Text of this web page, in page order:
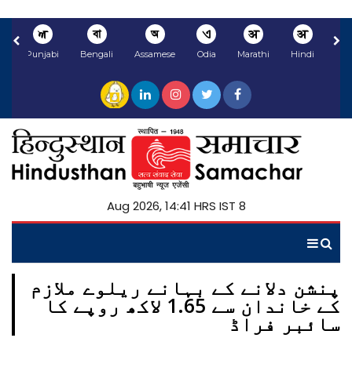
अ
Hindi
अ
Marathi
ଏ
Odia
অ
Assamese
বা
Bengali
ਅ
Punjabi
8 Aug 2026, 14:41 HRS IST
پنشن دلانے کے بہانے ریلوے ملازم
کے خاندان سے 1.65 لاکھ روپے کا
سائبر فراڈ